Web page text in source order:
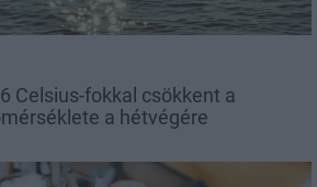
Celsius-fokkal csökkent a
a hétvégére